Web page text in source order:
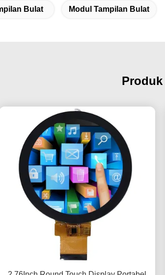
Bulat Modul Tampilan Bulat